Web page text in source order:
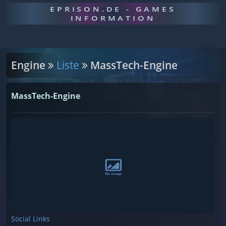
EPRISON.DE - GAMES
INFORMATION
Engine Liste MassTech-Engine
MassTech-Engine
Social Links